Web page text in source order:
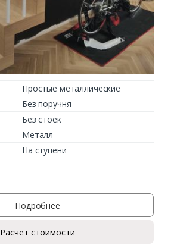
Простые металлические
Без поручня
Без стоек
Металл
На ступени
Подробнее
Расчет стоимости